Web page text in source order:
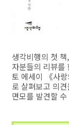
생각비행의 첫
자분들의 리뷰를
토 에세이 《사
로 살펴보고 의
면모를 발견할